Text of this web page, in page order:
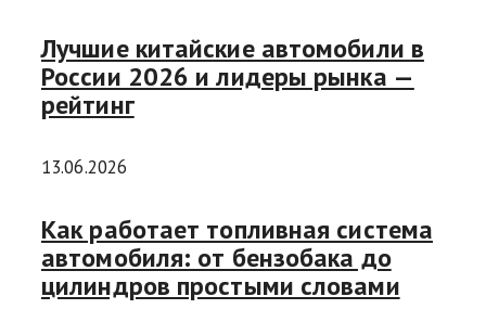
Лучшие китайские автомобили в
России 2026 и лидеры рынка —
рейтинг
13.06.2026
Как работает топливная система
автомобиля: от бензобака до
цилиндров простыми словами